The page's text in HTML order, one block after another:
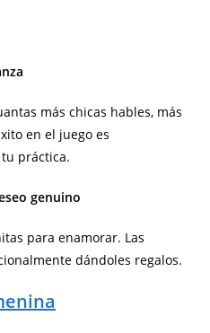
más chicas hables, más
en el juego es
práctica.
genuino
para enamorar. Las
dándoles regalos.